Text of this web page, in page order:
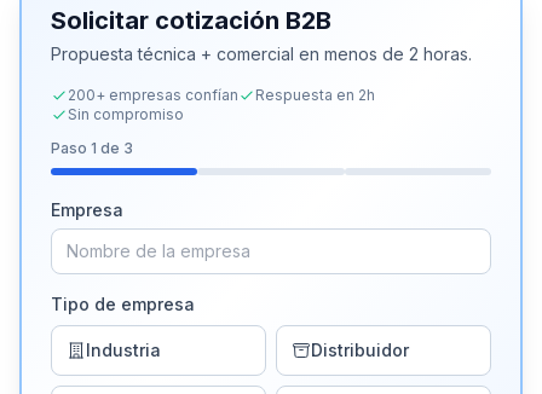
Solicitar cotización B2B
Propuesta técnica + comercial en menos de 2 horas.
200+ empresas confían
Respuesta en 2h
Sin compromiso
Paso 1 de 3
Empresa
Tipo de empresa
Industria Distribuidor